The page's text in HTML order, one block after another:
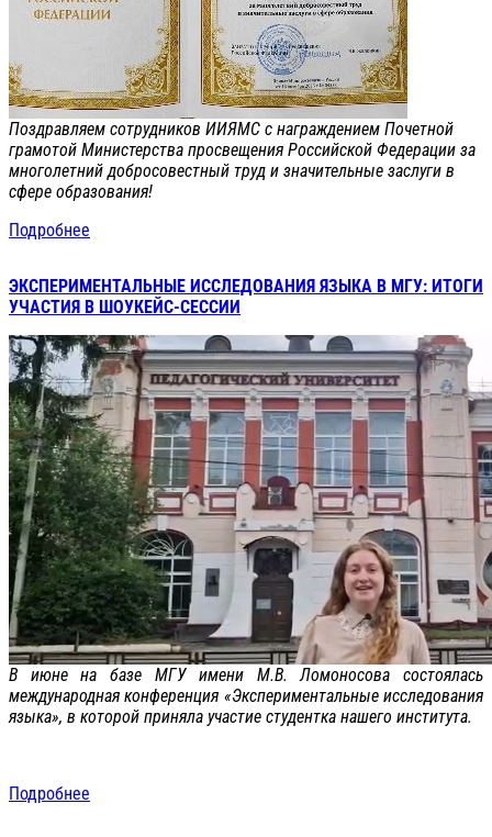
Поздравляем сотрудников ИИЯМС с награждением Почетной
грамотой Министерства просвещения Российской Федерации за
многолетний добросовестный труд и значительные заслуги в
сфере образования!
Подробнее
ЭКСПЕРИМЕНТАЛЬНЫЕ ИССЛЕДОВАНИЯ ЯЗЫКА В МГУ: ИТОГИ
УЧАСТИЯ В ШОУКЕЙС-СЕССИИ
В июне на базе МГУ имени М.В. Ломоносова состоялась
международная конференция «Экспериментальные исследования
языка», в которой приняла участие студентка нашего института.
Подробнее